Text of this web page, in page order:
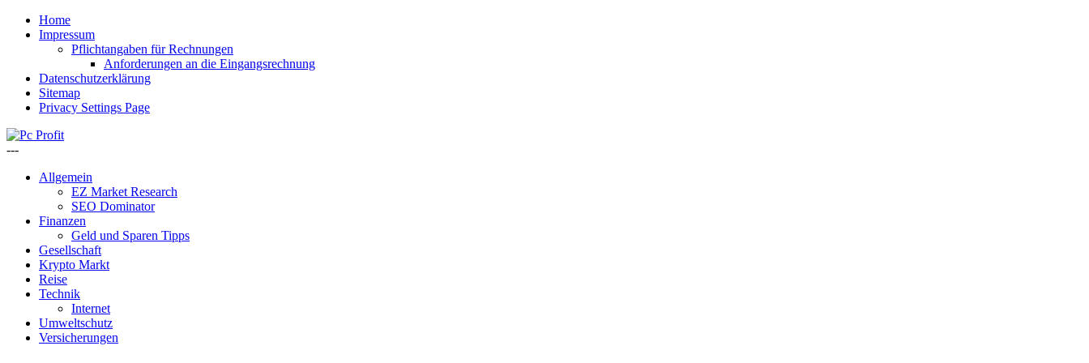
Home
Impressum
Pflichtangaben für Rechnungen
Anforderungen an die Eingangsrechnung
Datenschutzerklärung
Sitemap
Privacy Settings Page
---
Allgemein
EZ Market Research
SEO Dominator
Finanzen
Geld und Sparen Tipps
Gesellschaft
Krypto Markt
Reise
Technik
Internet
Umweltschutz
Versicherungen